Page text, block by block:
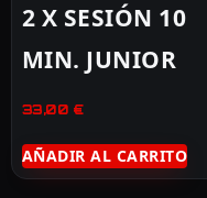
2 X SESIÓN 10
MIN. JUNIOR
33,00 €
AÑADIR AL CARRITO